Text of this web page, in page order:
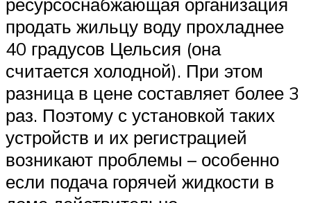
продать жильцу воду прохладнее
40 градусов Цельсия (она
считается холодной). При этом
разница в цене составляет более 3
раз. Поэтому с установкой таких
устройств и их регистрацией
возникают проблемы – особенно
если подача горячей жидкости в